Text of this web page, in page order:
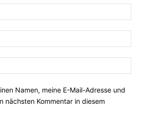
Namen, meine E-Mail-Adresse und
nächsten Kommentar in diesem